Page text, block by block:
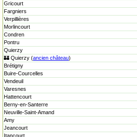
Gricourt
Fargniers
Verpillières
Morlincourt
Condren
Pontru
Quierzy
🏰 Quierzy (ancien château)
Brétigny
Buire-Courcelles
Vendeuil
Varesnes
Hattencourt
Berny-en-Santerre
Neuville-Saint-Amand
Amy
Jeancourt
Itancourt